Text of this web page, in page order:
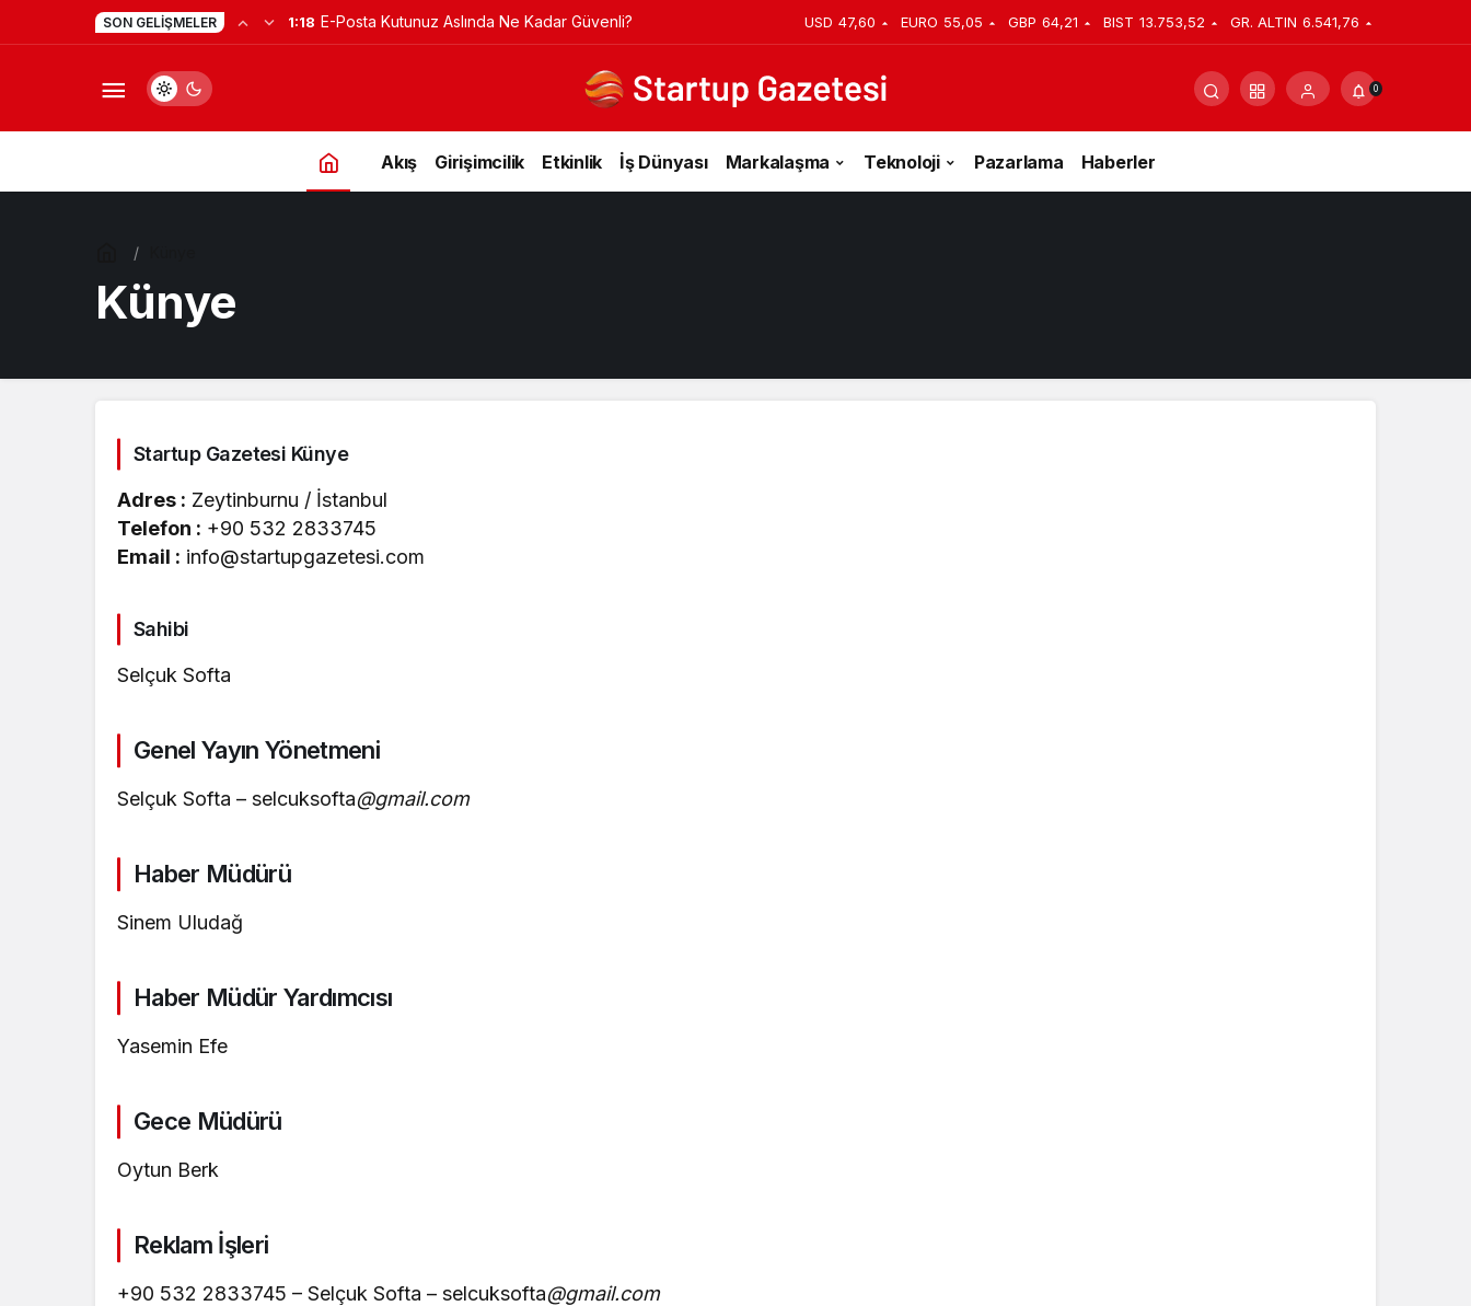
SON GELIŞMELER 1:18 E-Posta Kutunuz Aslında Ne Kadar Güvenli? USD 47,60 EURO 55,05 GBP 64,21 BIST 13.753,52 GR. ALTIN 6.541,76
0
Akış Girişimcilik Etkinlik İş Dünyası Markalaşma Teknoloji Pazarlama Haberler
Künye
Startup Gazetesi Künye
Adres : Zeytinburnu / İstanbul
Telefon : +90 532 2833745
Email : info@startupgazetesi.com
Sahibi
Selçuk Softa
Genel Yayın Yönetmeni
Selçuk Softa – selcuksofta@gmail.com
Haber Müdürü
Sinem Uludağ
Haber Müdür Yardımcısı
Yasemin Efe
Gece Müdürü
Oytun Berk
Reklam İşleri
+90 532 2833745 – Selçuk Softa – selcuksofta@gmail.com